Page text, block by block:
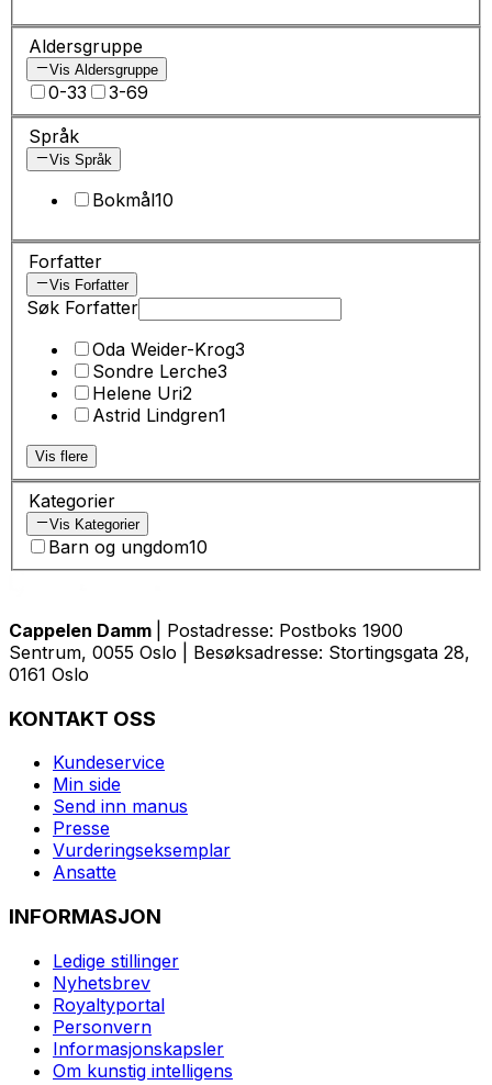
Aldersgruppe
Vis Aldersgruppe
0-33 3-69
Språk
Vis Språk
Bokmål10
Forfatter
Vis Forfatter
Søk Forfatter
Oda Weider-Krog3
Sondre Lerche3
Helene Uri2
Astrid Lindgren1
Vis flere
Kategorier
Vis Kategorier
Barn og ungdom10
Cappelen Damm
| Postadresse: Postboks 1900
Sentrum, 0055 Oslo | Besøksadresse: Stortingsgata 28,
0161 Oslo
KONTAKT OSS
Kundeservice
Min side
Send inn manus
Presse
Vurderingseksemplar
Ansatte
INFORMASJON
Ledige stillinger
Nyhetsbrev
Royaltyportal
Personvern
Informasjonskapsler
Om kunstig intelligens